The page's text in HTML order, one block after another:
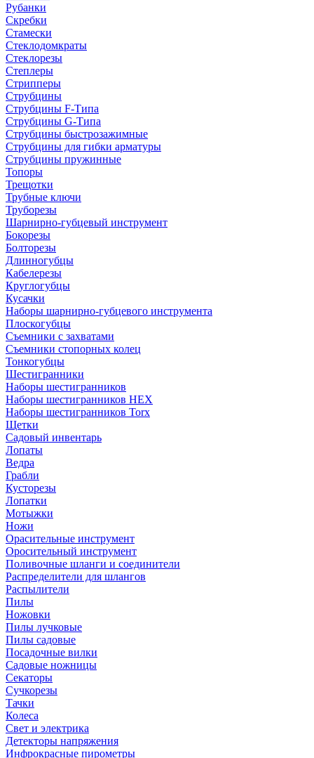
Рубанки
Скребки
Стамески
Стеклодомкраты
Стеклорезы
Степлеры
Стрипперы
Струбцины
Струбцины F-Типа
Струбцины G-Типа
Струбцины быстрозажимные
Струбцины для гибки арматуры
Струбцины пружинные
Топоры
Трещотки
Трубные ключи
Труборезы
Шарнирно-губцевый инструмент
Бокорезы
Болторезы
Длинногубцы
Кабелерезы
Круглогубцы
Кусачки
Наборы шарнирно-губцевого инструмента
Плоскогубцы
Съемники с захватами
Съемники стопорных колец
Тонкогубцы
Шестигранники
Наборы шестигранников
Наборы шестигранников HEX
Наборы шестигранников Torx
Щетки
Садовый инвентарь
Лопаты
Ведра
Грабли
Кусторезы
Лопатки
Мотыжки
Ножи
Орасительные инструмент
Оросительный инструмент
Поливочные шланги и соединители
Распределители для шлангов
Распылители
Пилы
Ножовки
Пилы лучковые
Пилы садовые
Посадочные вилки
Садовые ножницы
Секаторы
Сучкорезы
Тачки
Колеса
Свет и электрика
Детекторы напряжения
Инфрокрасные пирометры